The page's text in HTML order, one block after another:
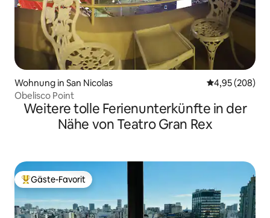
Wohnung in San Nicolas
4,95 (208)
Obelisco Point
Weitere tolle Ferienunterkünfte in der
Nähe von Teatro Gran Rex
Beliebter Gäste-Favorit.
Gäste-Favorit